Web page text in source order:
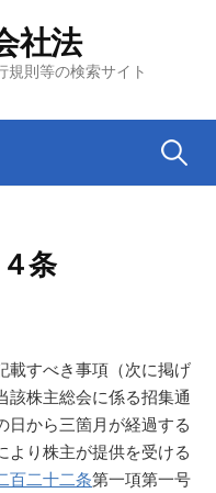
社法
規則等の検索サイト
検
条
すべき事項（次に掲げ
該株主総会に係る招集通
日から三箇月が経過する
より株主が提供を受ける
百二十二条第一項第一号